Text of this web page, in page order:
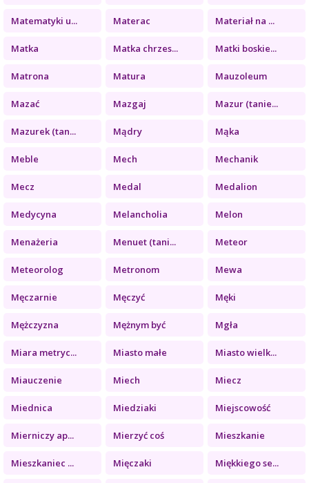
Matematyki u... Materac Materiał na ...
Matka Matka chrzes... Matki boskie...
Matrona Matura Mauzoleum
Mazać Mazgaj Mazur (tanie...
Mazurek (tan... Mądry Mąka
Meble Mech Mechanik
Mecz Medal Medalion
Medycyna Melancholia Melon
Menażeria Menuet (tani... Meteor
Meteorolog Metronom Mewa
Męczarnie Męczyć Męki
Mężczyzna Mężnym być Mgła
Miara metryc... Miasto małe Miasto wielk...
Miauczenie Miech Miecz
Miednica Miedziaki Miejscowość
Mierniczy ap... Mierzyć coś Mieszkanie
Mieszkaniec ... Mięczaki Miękkiego se...